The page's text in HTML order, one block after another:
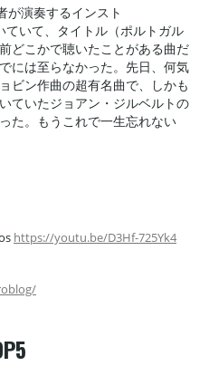
演奏するインスト
ていて、タイトル（ポルトガル
どこかで聴いたことがある曲だ
には至らなかった。先日、何気
ビン作曲の超有名曲で、しかも
ていたジョアン・ジルベルトの
た。もうこれで一生忘れない
https://youtu.be/D3Hf-725Yk4